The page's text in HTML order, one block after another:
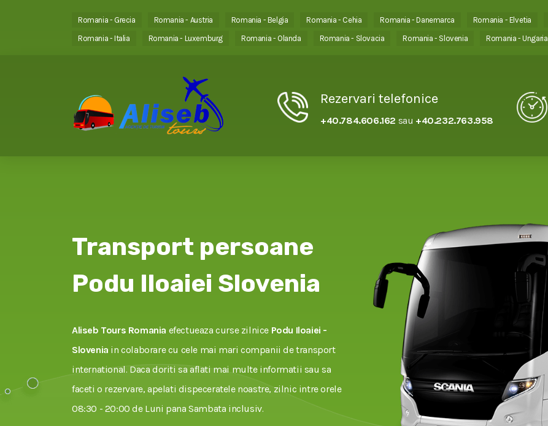
Romania - Grecia Romania - Austria Romania - Belgia Romania - Cehia Romania - Danemarca Romania - Elvetia
Romania - Italia
Romania - Luxemburg Romania - Olanda Romania - Slovacia Romania - Slovenia Romania - Ungaria
Rezervari telefonice
+40.784.606.162 sau +40.232.763.958
Transport persoane
Podu Iloaiei Slovenia
Aliseb Tours Romania efectueaza curse zilnice Podu Iloaiei -
Slovenia in colaborare cu cele mai mari companii de transport
international. Daca doriti sa aflati mai multe informatii sau sa
faceti o rezervare, apelati dispeceratele noastre, zilnic intre orele
08:30 - 20:00 de Luni pana Sambata inclusiv.